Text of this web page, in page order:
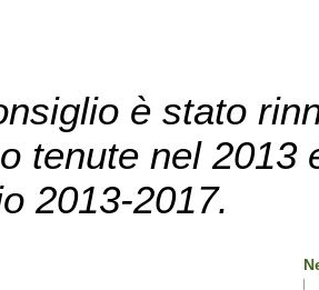
è stato
tenute nel 2013
2013-2017.